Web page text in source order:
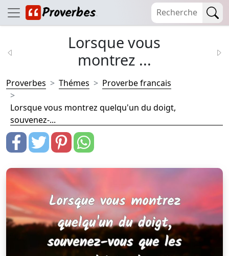
Lorsque vous
montrez ...
Proverbes Thémes Proverbe francais
Lorsque vous montrez quelqu'un du doigt,
souvenez-...